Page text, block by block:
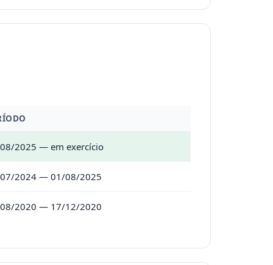
2025 — em exercício
2024 — 01/08/2025
2020 — 17/12/2020